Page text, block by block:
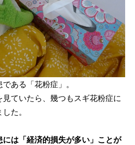
ある「花粉症」。
ていたら、幾つもスギ花粉症に
た。
には「経済的損失が多い」ことが